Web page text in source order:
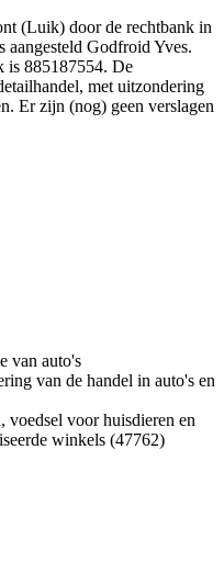
(Luik) door de rechtbank in
Godfroid Yves.
is 885187554. De
met uitzondering
Er zijn (nog) geen verslagen
van auto's
van de handel in auto's en
voedsel voor huisdieren en
winkels (47762)